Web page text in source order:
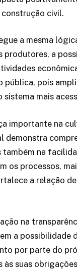
civil.
a mesma
produtores, a
pois
mais
importante na
demonstra
na
os processos,
a relação
na
a possibilidade
por parte do
suas